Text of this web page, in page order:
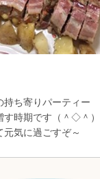
持ち寄りパーティー
す時期です（＾◇＾）
気に過ごすぞ～